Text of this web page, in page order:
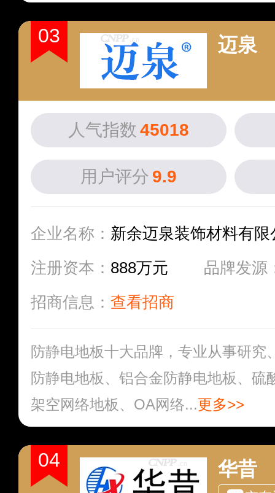
03 迈泉
人气指数 45018
用户评分 9.9
企业名称： 新余迈泉装饰材料有限
注册资本： 888万元
品牌发源
招商信息： 查看招商
防静电地板十大品牌，专业从事研究
防静电地板、铝合金防静电地板、硫
架空网络地板、OA网络...更多>>
04 华昔